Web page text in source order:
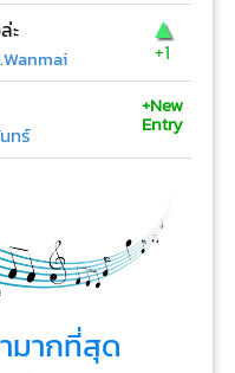
ะ ▲
+1
ทร์
+New
Entry
มากที่สุด